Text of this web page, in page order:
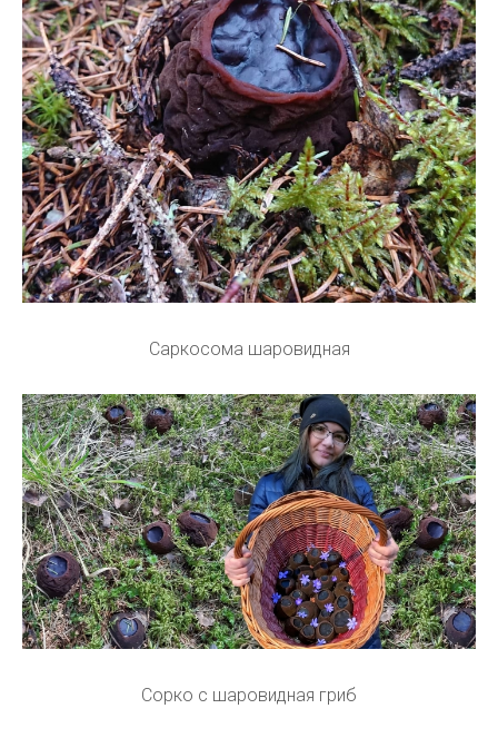
Саркосома шаровидная
Сорко с шаровидная гриб